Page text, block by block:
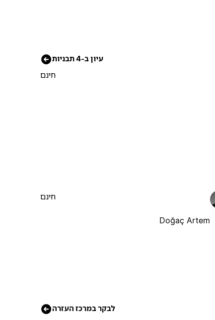
עיון ב-4 תבניות
חינם
Doğaç Artem
חינם
לבקר במרכז העזרה